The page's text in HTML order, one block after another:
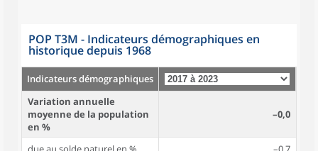
POP T3M - Indicateurs démographiques en
historique depuis 1968
Indicateurs démographiques
Variation annuelle
moyenne de la population
en %
–0,0